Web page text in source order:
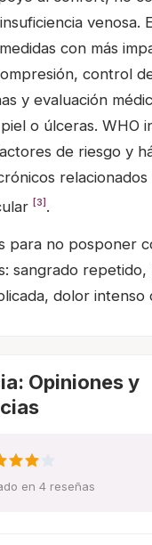
venosa.
con más
control
y evaluación
o úlceras. WHO
de riesgo y
[3] .
para no posponer
sangrado repetido,
dolor intenso
Opiniones y
en 4 reseñas